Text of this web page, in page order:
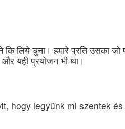
कि लिये चुना। हमारे प्रति उसका
यही प्रयोजन भी था।
hogy legyünk mi szentek